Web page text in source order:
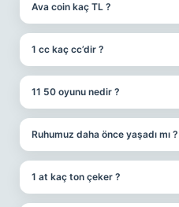
Ava coin kaç TL ?
1 cc kaç cc’dir ?
11 50 oyunu nedir ?
Ruhumuz daha önce yaşadı mı ?
1 at kaç ton çeker ?